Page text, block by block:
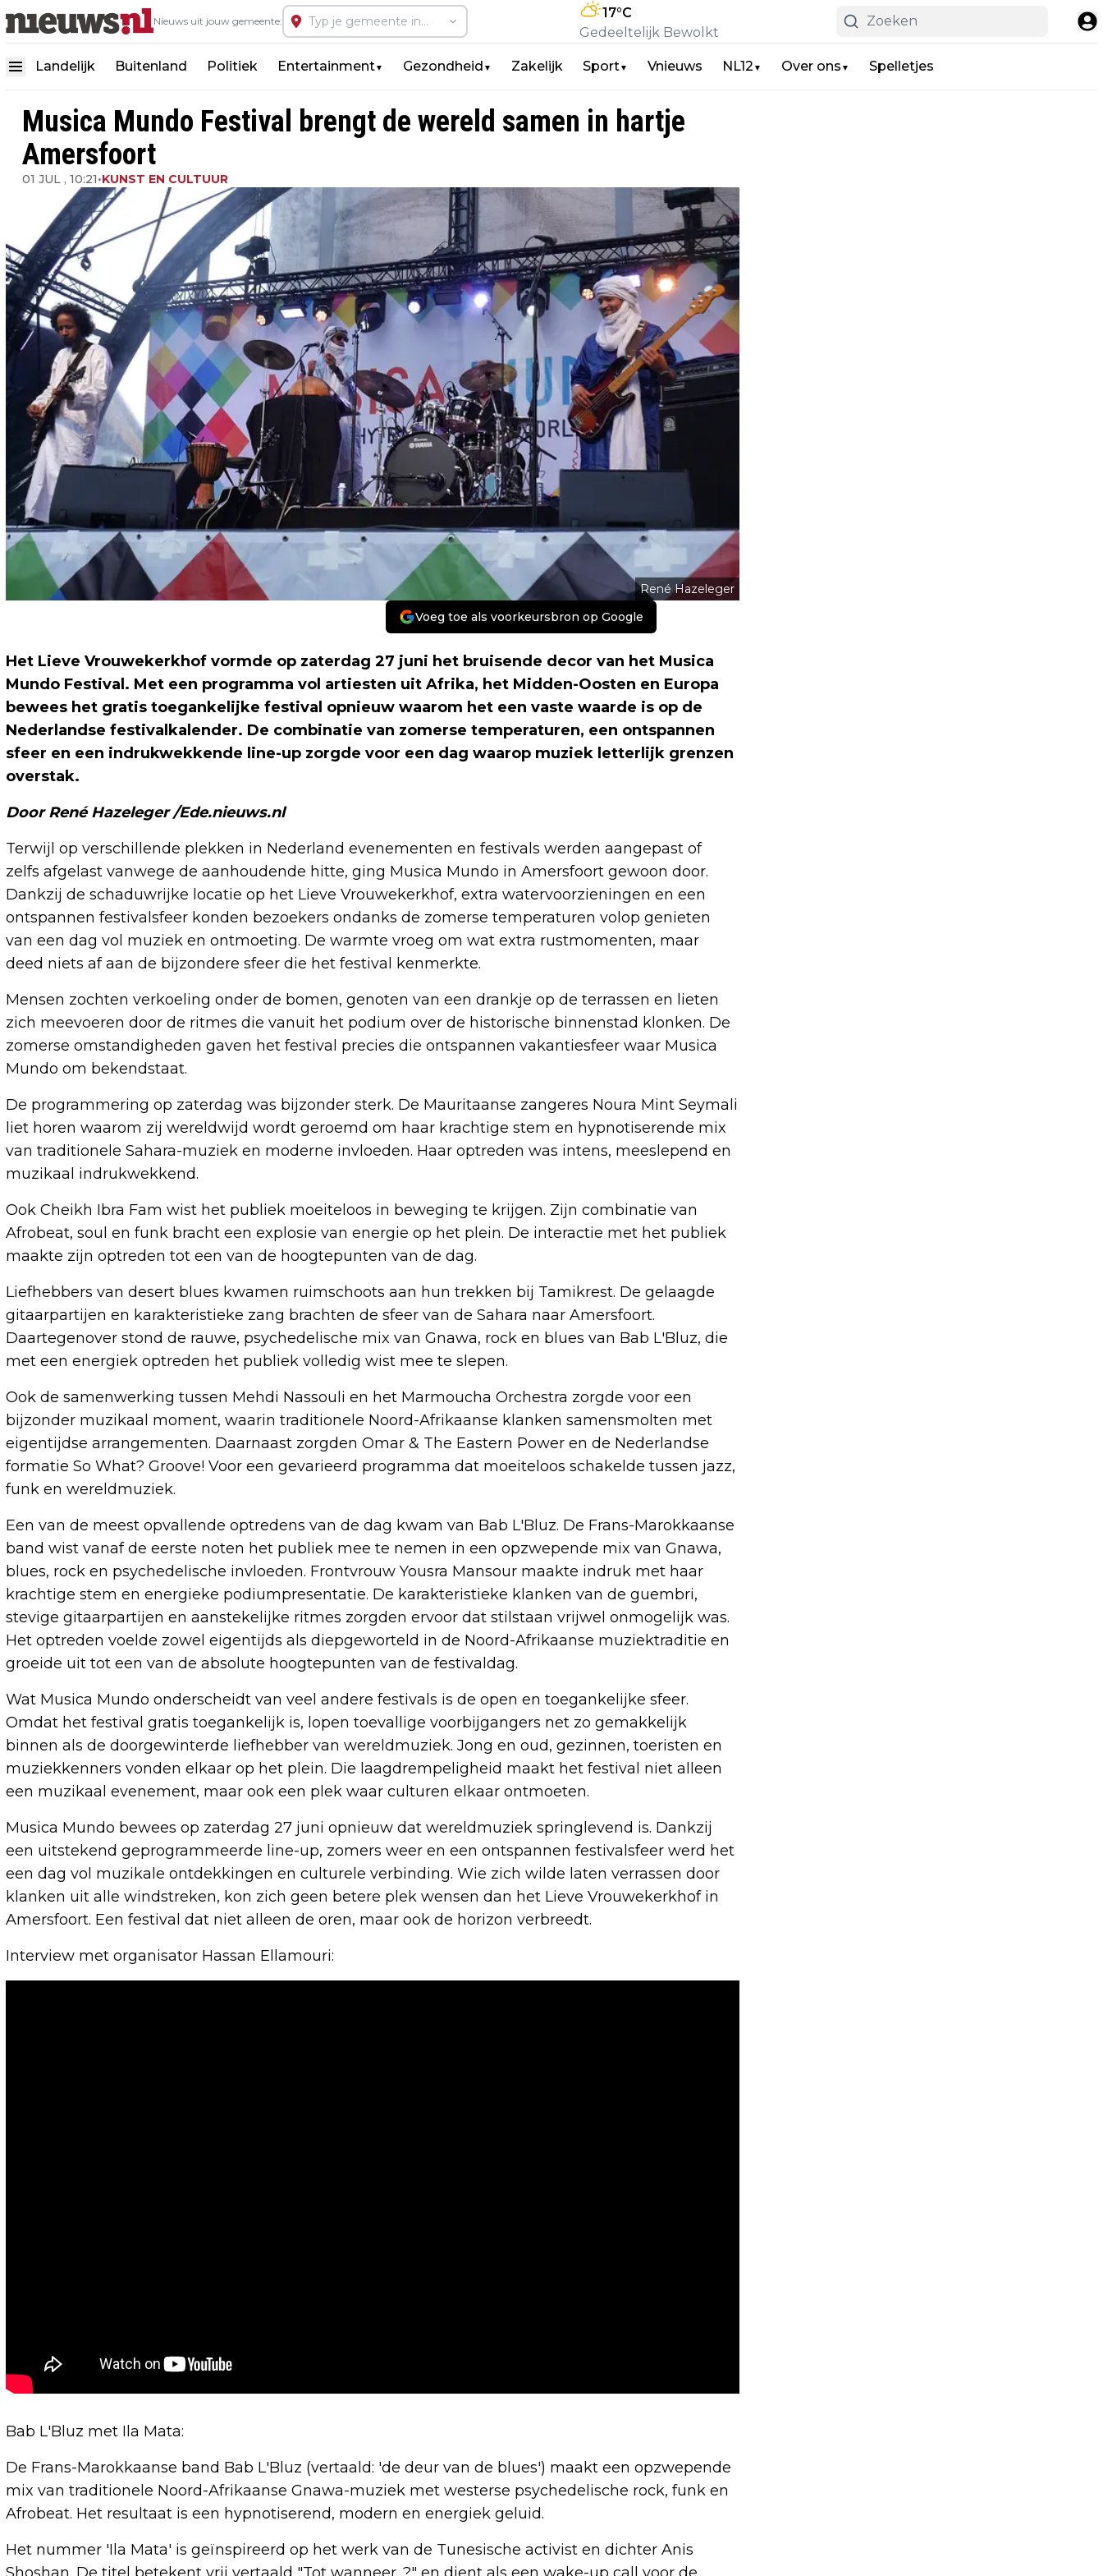
Nieuws uit jouw gemeente:
17°C
Gedeeltelijk Bewolkt
Landelijk Buitenland Politiek Entertainment▼ Gezondheid ▼ Zakelijk Sport▼ Vnieuws NL12 ▼ Over ons ▼ Spelletjes
Musica Mundo Festival brengt de wereld samen in hartje
Amersfoort
01 JUL , 10:21•KUNST EN CULTUUR
René Hazeleger
Voeg toe als voorkeursbron op Google
Het Lieve Vrouwekerkhof vormde op zaterdag 27 juni het bruisende decor van het Musica
Mundo Festival. Met een programma vol artiesten uit Afrika, het Midden-Oosten en Europa
bewees het gratis toegankelijke festival opnieuw waarom het een vaste waarde is op de
Nederlandse festivalkalender. De combinatie van zomerse temperaturen, een ontspannen
sfeer en een indrukwekkende line-up zorgde voor een dag waarop muziek letterlijk grenzen
overstak.
Door René Hazeleger /Ede.nieuws.nl
Terwijl op verschillende plekken in Nederland evenementen en festivals werden aangepast of
zelfs afgelast vanwege de aanhoudende hitte, ging Musica Mundo in Amersfoort gewoon door.
Dankzij de schaduwrijke locatie op het Lieve Vrouwekerkhof, extra watervoorzieningen en een
ontspannen festivalsfeer konden bezoekers ondanks de zomerse temperaturen volop genieten
van een dag vol muziek en ontmoeting. De warmte vroeg om wat extra rustmomenten, maar
deed niets af aan de bijzondere sfeer die het festival kenmerkte.
Mensen zochten verkoeling onder de bomen, genoten van een drankje op de terrassen en lieten
zich meevoeren door de ritmes die vanuit het podium over de historische binnenstad klonken. De
zomerse omstandigheden gaven het festival precies die ontspannen vakantiesfeer waar Musica
Mundo om bekendstaat.
De programmering op zaterdag was bijzonder sterk. De Mauritaanse zangeres Noura Mint Seymali
liet horen waarom zij wereldwijd wordt geroemd om haar krachtige stem en hypnotiserende mix
van traditionele Sahara-muziek en moderne invloeden. Haar optreden was intens, meeslepend en
muzikaal indrukwekkend.
Ook Cheikh Ibra Fam wist het publiek moeiteloos in beweging te krijgen. Zijn combinatie van
Afrobeat, soul en funk bracht een explosie van energie op het plein. De interactie met het publiek
maakte zijn optreden tot een van de hoogtepunten van de dag.
Liefhebbers van desert blues kwamen ruimschoots aan hun trekken bij Tamikrest. De gelaagde
gitaarpartijen en karakteristieke zang brachten de sfeer van de Sahara naar Amersfoort.
Daartegenover stond de rauwe, psychedelische mix van Gnawa, rock en blues van Bab L'Bluz, die
met een energiek optreden het publiek volledig wist mee te slepen.
Ook de samenwerking tussen Mehdi Nassouli en het Marmoucha Orchestra zorgde voor een
bijzonder muzikaal moment, waarin traditionele Noord-Afrikaanse klanken samensmolten met
eigentijdse arrangementen. Daarnaast zorgden Omar & The Eastern Power en de Nederlandse
formatie So What? Groove! Voor een gevarieerd programma dat moeiteloos schakelde tussen jazz,
funk en wereldmuziek.
Een van de meest opvallende optredens van de dag kwam van Bab L'Bluz. De Frans-Marokkaanse
band wist vanaf de eerste noten het publiek mee te nemen in een opzwepende mix van Gnawa,
blues, rock en psychedelische invloeden. Frontvrouw Yousra Mansour maakte indruk met haar
krachtige stem en energieke podiumpresentatie. De karakteristieke klanken van de guembri,
stevige gitaarpartijen en aanstekelijke ritmes zorgden ervoor dat stilstaan vrijwel onmogelijk was.
Het optreden voelde zowel eigentijds als diepgeworteld in de Noord-Afrikaanse muziektraditie en
groeide uit tot een van de absolute hoogtepunten van de festivaldag.
Wat Musica Mundo onderscheidt van veel andere festivals is de open en toegankelijke sfeer.
Omdat het festival gratis toegankelijk is, lopen toevallige voorbijgangers net zo gemakkelijk
binnen als de doorgewinterde liefhebber van wereldmuziek. Jong en oud, gezinnen, toeristen en
muziekkenners vonden elkaar op het plein. Die laagdrempeligheid maakt het festival niet alleen
een muzikaal evenement, maar ook een plek waar culturen elkaar ontmoeten.
Musica Mundo bewees op zaterdag 27 juni opnieuw dat wereldmuziek springlevend is. Dankzij
een uitstekend geprogrammeerde line-up, zomers weer en een ontspannen festivalsfeer werd het
een dag vol muzikale ontdekkingen en culturele verbinding. Wie zich wilde laten verrassen door
klanken uit alle windstreken, kon zich geen betere plek wensen dan het Lieve Vrouwekerkhof in
Amersfoort. Een festival dat niet alleen de oren, maar ook de horizon verbreedt.
Interview met organisator Hassan Ellamouri:
Bab L'Bluz met Ila Mata:
De Frans-Marokkaanse band Bab L'Bluz (vertaald: 'de deur van de blues') maakt een opzwepende
mix van traditionele Noord-Afrikaanse Gnawa-muziek met westerse psychedelische rock, funk en
Afrobeat. Het resultaat is een hypnotiserend, modern en energiek geluid.
Het nummer 'Ila Mata' is geïnspireerd op het werk van de Tunesische activist en dichter Anis